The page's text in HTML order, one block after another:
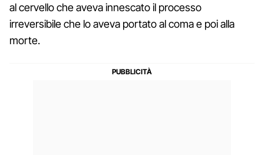
al cervello che aveva innescato il processo
irreversibile che lo aveva portato al coma e poi alla
morte.